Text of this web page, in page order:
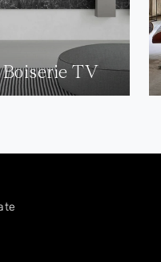
TV